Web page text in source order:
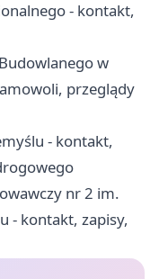
- kontakt,
w
przeglądy
- kontakt,
nr 2 im.
- kontakt, zapisy,